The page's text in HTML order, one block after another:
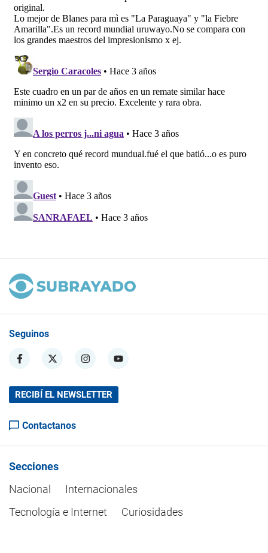
Seguinos
RECIBÍ EL NEWSLETTER
Contactanos
Secciones
Nacional
Internacionales
Tecnología e Internet
Curiosidades